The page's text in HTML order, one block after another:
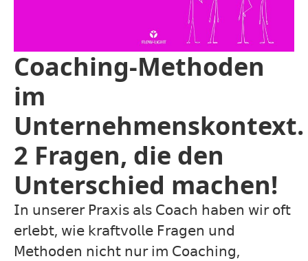
Coaching-Methoden
im
Unternehmenskontext.
2 Fragen, die den
Unterschied machen!
𝖨𝗇 𝗎𝗇𝗌𝖾𝗋𝖾𝗋 𝖯𝗋𝖺𝗑𝗂𝗌 𝖺𝗅𝗌 𝖢𝗈𝖺𝖼𝗁 𝗁𝖺𝖻𝖾𝗇 𝗐𝗂𝗋 𝗈𝖿𝗍
𝖾𝗋𝗅𝖾𝖻𝗍, 𝗐𝗂𝖾 𝗄𝗋𝖺𝖿𝗍𝗏𝗈𝗅𝗅𝖾 𝖥𝗋𝖺𝗀𝖾𝗇 𝗎𝗇𝖽
𝖬𝖾𝗍𝗁𝗈𝖽𝖾𝗇 𝗇𝗂𝖼𝗁𝗍 𝗇𝗎𝗋 𝗂𝗆 𝖢𝗈𝖺𝖼𝗁𝗂𝗇𝗀,